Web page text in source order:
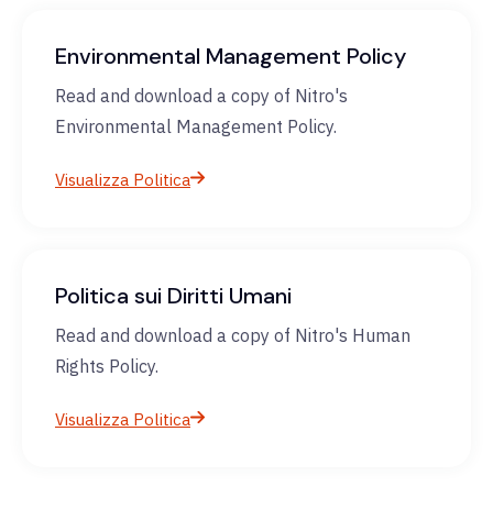
Environmental Management Policy
Read and download a copy of Nitro's
Environmental Management Policy.
Visualizza Politica
Politica sui Diritti Umani
Read and download a copy of Nitro's Human
Rights Policy.
Visualizza Politica